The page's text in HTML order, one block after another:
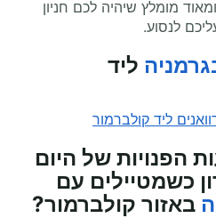
מומלץ שיהיה לכם חניון
לנסוע.
ליד
ליד קולברמור
הפנויות של היום
כשמטיילים עם
באזור קולברמור?